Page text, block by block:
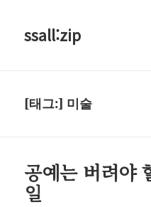
ssall:zip
[태그:] 미술
공예는 버려야
일